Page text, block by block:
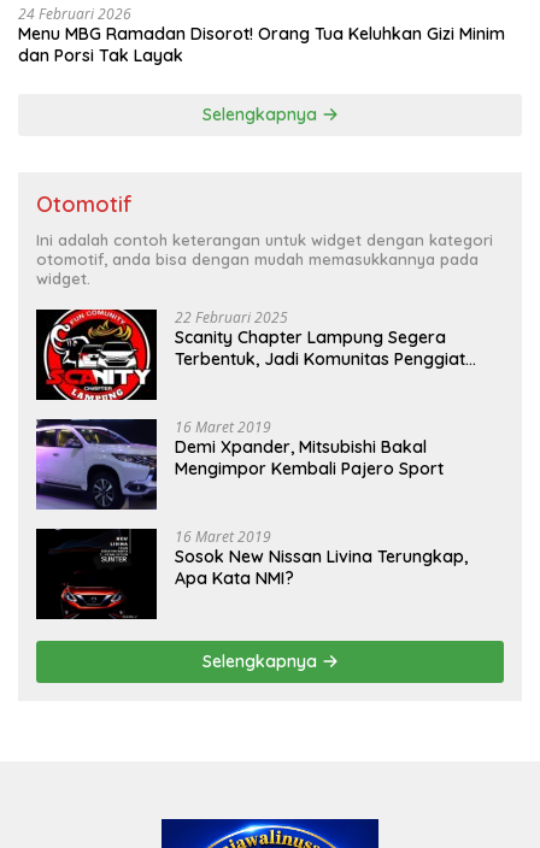
24 Februari 2026
Menu MBG Ramadan Disorot! Orang Tua Keluhkan Gizi Minim
dan Porsi Tak Layak
Selengkapnya
Otomotif
Ini adalah contoh keterangan untuk widget dengan kategori
otomotif, anda bisa dengan mudah memasukkannya pada
widget.
22 Februari 2025
Scanity Chapter Lampung Segera
Terbentuk, Jadi Komunitas Penggiat
16 Maret 2019
Demi Xpander, Mitsubishi Bakal
Mengimpor Kembali Pajero Sport
16 Maret 2019
Sosok New Nissan Livina Terungkap,
Apa Kata NMI?
Selengkapnya